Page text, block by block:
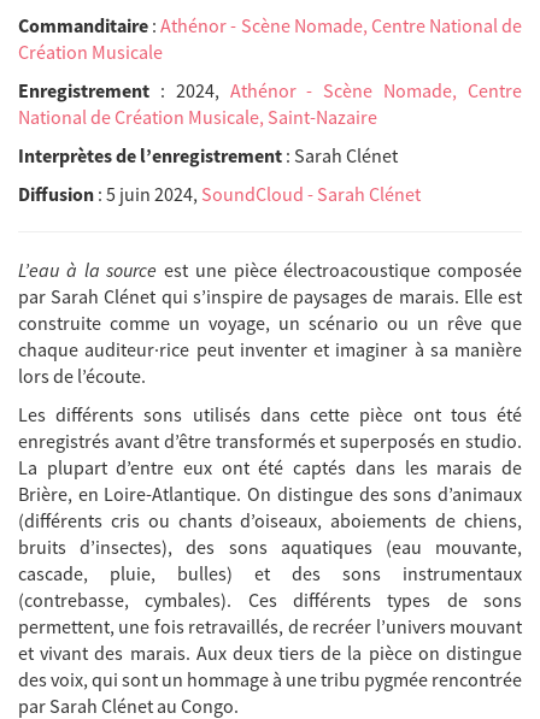
Commanditaire :Athénor - Scène Nomade, Centre National de
Création Musicale
Enregistrement : 2024, Athénor - Scène Nomade, Centre
National de Création Musicale, Saint-Nazaire
Interprètes de l’enregistrement : Sarah Clénet
Diffusion : 5 juin 2024, SoundCloud - Sarah Clénet
L’eau à la source est une pièce électroacoustique composée
par Sarah Clénet qui s’inspire de paysages de marais. Elle est
construite comme un voyage, un scénario ou un rêve que
chaque auditeur·rice peut inventer et imaginer à sa manière
lors de l’écoute.
Les différents sons utilisés dans cette pièce ont tous été
enregistrés avant d’être transformés et superposés en studio.
La plupart d’entre eux ont été captés dans les marais de
Brière, en Loire-Atlantique. On distingue des sons d’animaux
(différents cris ou chants d’oiseaux, aboiements de chiens,
bruits d’insectes), des sons aquatiques (eau mouvante,
cascade, pluie, bulles) et des sons instrumentaux
(contrebasse, cymbales). Ces différents types de sons
permettent, une fois retravaillés, de recréer l’univers mouvant
et vivant des marais. Aux deux tiers de la pièce on distingue
des voix, qui sont un hommage à une tribu pygmée rencontrée
par Sarah Clénet au Congo.